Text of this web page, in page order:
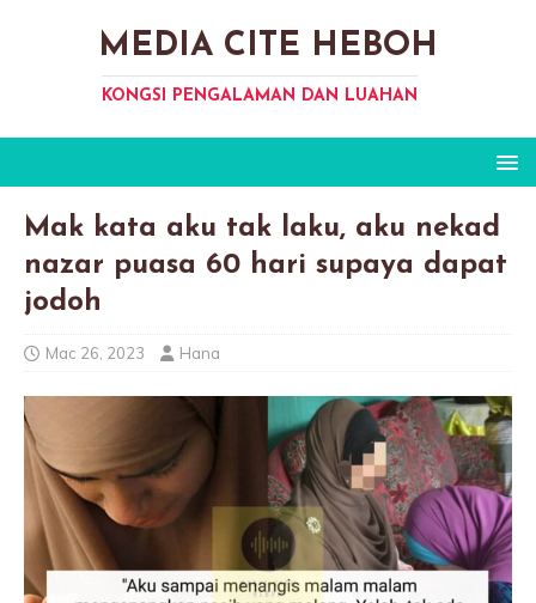
MEDIA CITE HEBOH
KONGSI PENGALAMAN DAN LUAHAN
Mak kata aku tak laku, aku nekad
nazar puasa 60 hari supaya dapat
jodoh
Mac 26, 2023 Hana